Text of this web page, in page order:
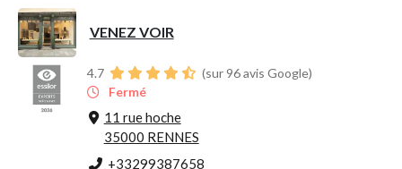
VENEZ VOIR
4.7
(sur 96 avis Google)
Fermé
11 rue hoche
35000 RENNES
+33299387658